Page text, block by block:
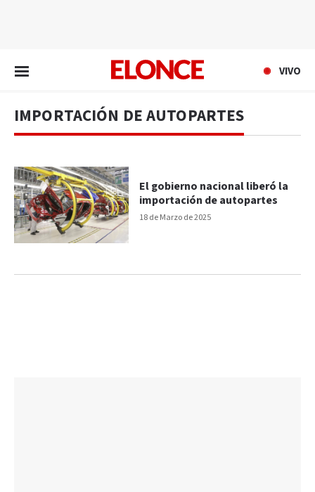
VIVO
IMPORTACIÓN DE AUTOPARTES
18 de Marzo de 2025
El gobierno nacional liberó la
importación de autopartes